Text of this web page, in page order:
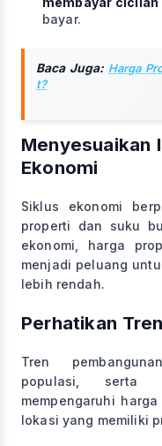
bayar.
Baca Juga: Harga
t?
Menyesuaikan
Ekonomi
Siklus ekonomi
properti dan suku
ekonomi, harga
menjadi peluang
lebih rendah.
Perhatikan
Tren
populasi, serta
mempengaruhi
lokasi yang memiliki